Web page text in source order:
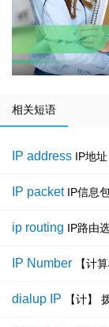
相关短语
IP address IP地址
IP packet IP信息
ip routing IP路由
IP Number 【计
dialup IP 【计】